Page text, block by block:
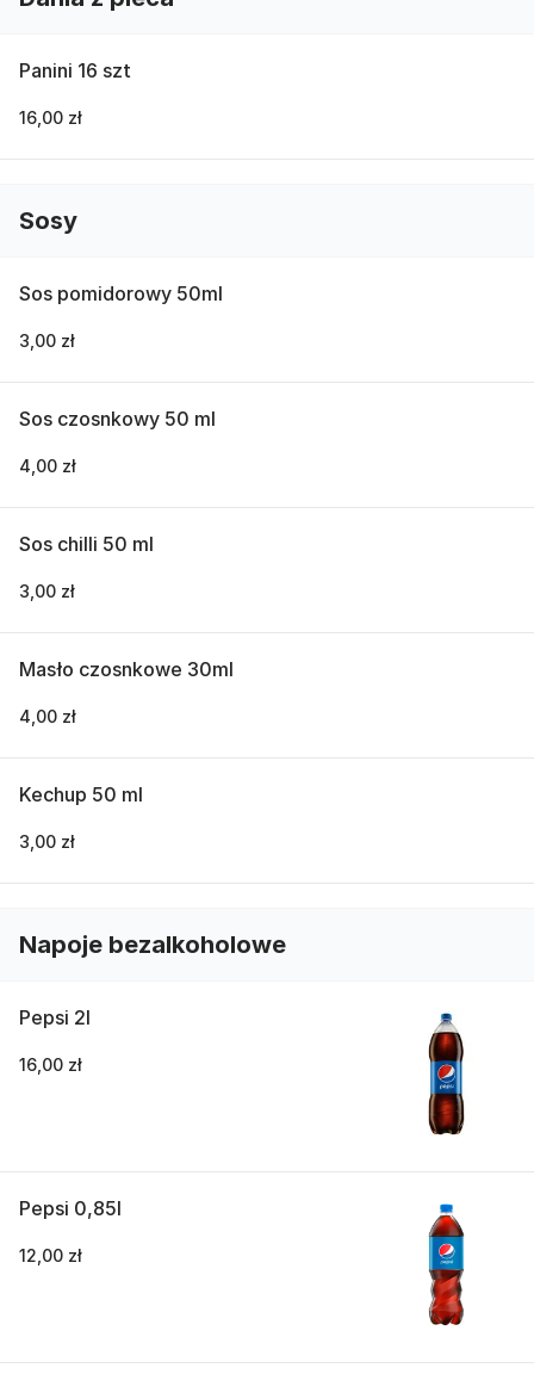
Panini 16 szt
16,00 zł
Sosy
Sos pomidorowy 50ml
3,00 zł
Sos czosnkowy 50 ml
4,00 zł
Sos chilli 50 ml
3,00 zł
Masło czosnkowe 30ml
4,00 zł
Kechup 50 ml
3,00 zł
Napoje bezalkoholowe
Pepsi 2l
16,00 zł
Pepsi 0,85l
12,00 zł